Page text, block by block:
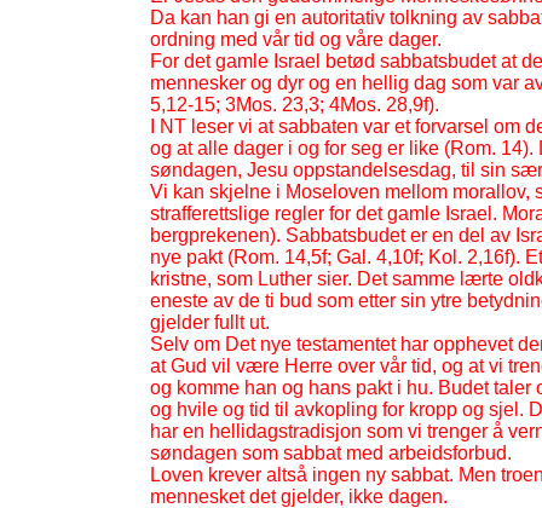
Da kan han gi en autoritativ tolkning av
ordning med vår tid og våre dager.
For det gamle Israel betød sabbatsbudet at
mennesker og dyr og en hellig dag som var
5,12-15; 3Mos. 23,3; 4Mos. 28,9f).
I NT leser vi at sabbaten var et forvarsel om
og at alle dager i og for seg er like (Rom.
søndagen, Jesu oppstandelsesdag, til sin
Vi kan skjelne i Moseloven mellom morallov,
strafferettslige regler for det gamle Israel.
bergprekenen). Sabbatsbudet er en del av
nye pakt (Rom. 14,5f; Gal. 4,10f; Kol. 2,16f).
kristne, som Luther sier. Det samme lærte
eneste av de ti bud som etter sin ytre
gjelder fullt ut.
Selv om Det nye testamentet har opphevet
at Gud vil være Herre over vår tid, og at vi
og komme han og hans pakt i hu. Budet
og hvile og tid til avkopling for kropp og sjel.
har en hellidagstradisjon som vi trenger å
søndagen som sabbat med arbeidsforbud.
Loven krever altså ingen ny sabbat. Men
mennesket det gjelder, ikke dagen.